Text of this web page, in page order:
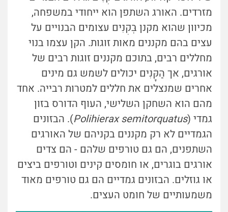
מזרדים. האורג השתפן הוא ייחודי במשפחה,
מכיוון שהוא מקנן בְּקִנִּים עצומים הבנויים על
עצים בהם מקננים מאות זוגות. הקן עצמו בנוי
מחללים רבים, בתוכם מקננים זוגות רבים של
אורגים, אך הַקָּנִים יכולים לשמש גם מינים
אחרים שמנצלים את חללים למטרות רבייה. אחד
מהם הוא השחקן השלישי, העוף הדורס בזון
גמדי (Polihierax semitorquatus). הבזונים
הגמדיים לא רק מקננים בקניהם של האורגים
השתפנים, הם גם טורפים שלהם - הם צדים
אורגים בוגרים, או חומסים קינים וטורפים ביצים
או גוזלים. הבזונים גמדיים הם גם טורפים מאוד
משמעותיים של חומט העצים.